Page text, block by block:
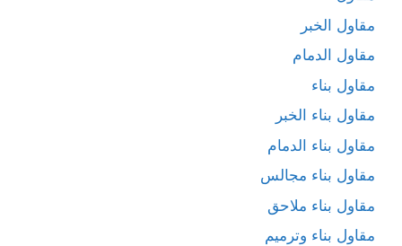
مقاول الخبر
مقاول الدمام
مقاول بناء
مقاول بناء الخبر
مقاول بناء الدمام
مقاول بناء مجالس
مقاول بناء ملاحق
مقاول بناء وترميم